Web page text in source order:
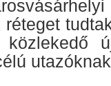
közlekedő